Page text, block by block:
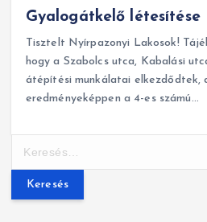
Gyalogátkelő létesítése
Tisztelt Nyírpazonyi Lakosok!
hogy a Szabolcs utca, Kabalási
átépítési munkálatai elkezdődtek,
eredményeképpen a 4-es számú…
e